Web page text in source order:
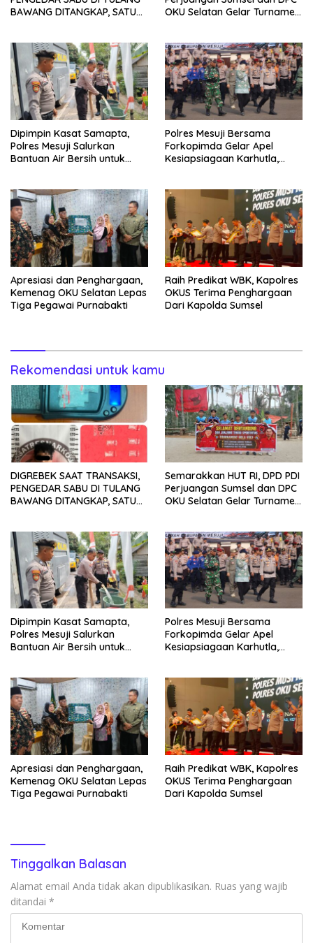
BAWANG DITANGKAP, SATU
OKU Selatan Gelar Turnamen
Dipimpin Kasat Samapta,
Polres Mesuji Salurkan
Bantuan Air Bersih untuk
Polres Mesuji Bersama
Forkopimda Gelar Apel
Kesiapsiagaan Karhutla,
Apresiasi dan Penghargaan,
Kemenag OKU Selatan Lepas
Tiga Pegawai Purnabakti
Raih Predikat WBK, Kapolres
OKUS Terima Penghargaan
Dari Kapolda Sumsel
Rekomendasi untuk kamu
DIGREBEK SAAT TRANSAKSI,
PENGEDAR SABU DI TULANG
BAWANG DITANGKAP, SATU
Semarakkan HUT RI, DPD PDI
Perjuangan Sumsel dan DPC
OKU Selatan Gelar Turnamen
Dipimpin Kasat Samapta,
Polres Mesuji Salurkan
Bantuan Air Bersih untuk
Polres Mesuji Bersama
Forkopimda Gelar Apel
Kesiapsiagaan Karhutla,
Apresiasi dan Penghargaan,
Kemenag OKU Selatan Lepas
Tiga Pegawai Purnabakti
Raih Predikat WBK, Kapolres
OKUS Terima Penghargaan
Dari Kapolda Sumsel
Tinggalkan Balasan
Alamat email Anda tidak akan dipublikasikan. Ruas yang wajib
ditandai *